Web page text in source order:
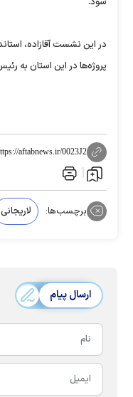
در این نشست آقازاده،
پروژه‌ها در این استان به
aftabnews.ir/0023J2
برچسب‌ها: لاریجانی
ارسال پیام